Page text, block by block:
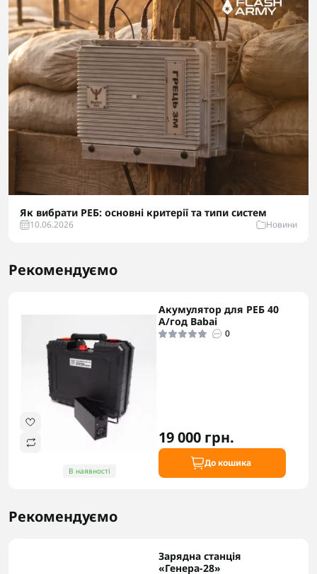
Як вибрати РЕБ: основні критерії та типи систем
10.06.2026 Новини
Рекомендуємо
В наявності
Акумулятор для РЕБ 40
А/год Babai
0
19 000 грн.
До кошика
Рекомендуємо
Зарядна станція
«Генера-28»